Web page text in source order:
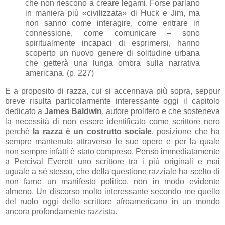
che non riescono a creare legami. Forse parlano
in maniera più «civilizzata» di Huck e Jim, ma
non sanno come interagire, come entrare in
connessione, come comunicare – sono
spiritualmente incapaci di esprimersi, hanno
scoperto un nuovo genere di solitudine urbana
che getterà una lunga ombra sulla narrativa
americana. (p. 227)
E a proposito di razza, cui si accennava più sopra, seppur
breve risulta particolarmente interessante oggi il capitolo
dedicato a James Baldwin, autore prolifero e che sosteneva
la necessità di non essere identificato come scrittore nero
perché la razza è un costrutto sociale, posizione che ha
sempre mantenuto attraverso le sue opere e per la quale
non sempre infatti è stato compreso. Penso immediatamente
a Percival Everett uno scrittore tra i più originali e mai
uguale a sé stesso, che della questione razziale ha scelto di
non farne un manifesto politico, non in modo evidente
almeno. Un discorso molto interessante secondo me quello
del ruolo oggi dello scrittore afroamericano in un mondo
ancora profondamente razzista.